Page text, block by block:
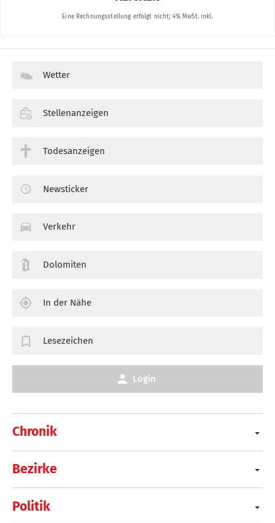
Chronik
Bezirke
Politik
Wetter
Stellenanzeigen
Todesanzeigen
Newsticker
Verkehr
Dolomiten
In der Nähe
Lesezeichen
Login